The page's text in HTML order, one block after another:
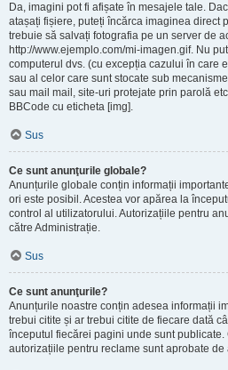
Da, imagini pot fi afișate în mesajele tale.
atașați fișiere, puteți încărca imaginea direct
trebuie să salvați fotografia pe un server de
http://www.ejemplo.com/mi-imagen.gif. Nu
computerul dvs. (cu excepția cazului în care
sau al celor care sunt stocate sub
sau mail mail, site-uri protejate prin parolă
BBCode cu eticheta [img].
Sus
Ce sunt anunţurile globale?
Anunțurile globale conțin informații
ori este posibil. Acestea vor apărea la
control al utilizatorului. Autorizațiile pentru
către Administrație.
Sus
Ce sunt anunţurile?
Anunțurile noastre conțin adesea informații
trebui citite și ar trebui citite de fiecare dată
începutul fiecărei pagini unde sunt
autorizațiile pentru reclame sunt aprobate de